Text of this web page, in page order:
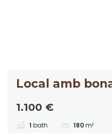
Local amb
1.100 €
1 bath 180m²